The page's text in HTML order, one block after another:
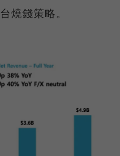
燒錢策略。